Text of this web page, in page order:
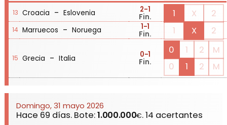
13 Croacia - Eslovenia 2-1
Fin. 1 X 2
14 Marruecos - Noruega 1-1
Fin. 1 X 2
15 Grecia - Italia 0-1
Fin.
0 1 2
M
0
1 2 M
Domingo, 31 mayo 2026
Hace 69 días. Bote:1.000.000€. 14 acertantes